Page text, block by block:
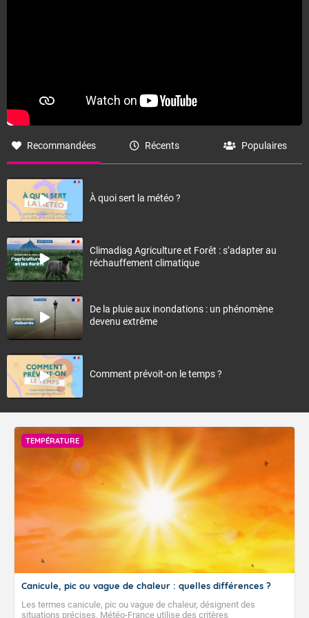
Recommandées Récents Populaires
À quoi sert la météo ?
Climadiag Agriculture et Forêt : s’adapter au
réchauffement climatique
De la pluie aux inondations : un phénomène
devenu extrême
Comment prévoit-on le temps ?
TEMPÉRATURE
Canicule, pic ou vague de chaleur : quelles différences ?
Les termes canicule, pic ou vague de chaleur, désignent des
situations précises. Météo-France utilise des critères